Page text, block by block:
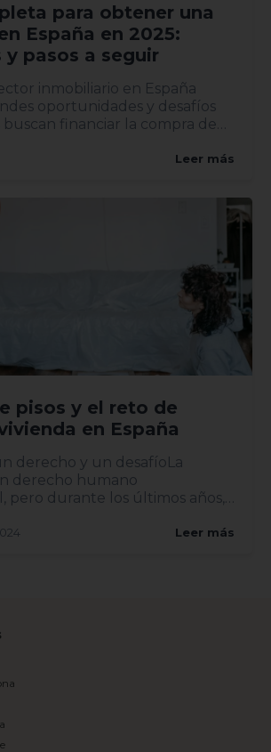
para obtener una
España en 2025:
pasos a seguir
inmobiliario en España
oportunidades y desafíos
buscan financiar la compra de
Leer más
pisos y el reto de
en España
derecho y un desafíoLa
derecho humano
pero durante los últimos años,
Leer más